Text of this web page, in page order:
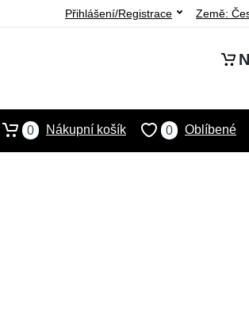
Země:
Přihlášení/Registrace
0 Oblíbené
0 Nákupní košík